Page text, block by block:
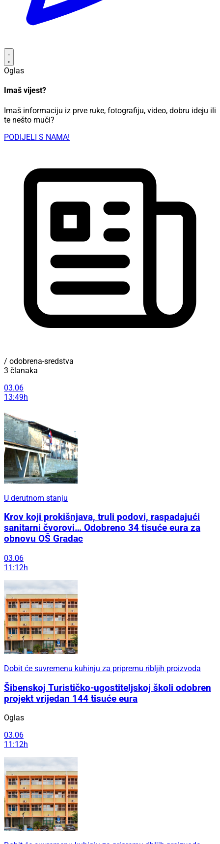
Oglas
Imaš vijest?
Imaš informaciju iz prve ruke, fotografiju, video, dobru ideju ili
te nešto muči?
PODIJELI S NAMA!
/ odobrena-sredstva
3 članaka
03.06
13:49h
U derutnom stanju
Krov koji prokišnjava, truli podovi, raspadajući
sanitarni čvorovi… Odobreno 34 tisuće eura za
obnovu OŠ Gradac
03.06
11:12h
Dobit će suvremenu kuhinju za pripremu ribljih proizvoda
Šibenskoj Turističko-ugostiteljskoj školi odobren
projekt vrijedan 144 tisuće eura
Oglas
03.06
11:12h